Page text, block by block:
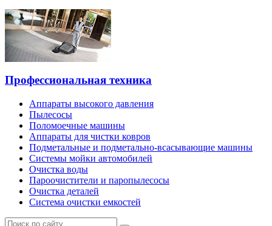
Профессиональная техника
Аппараты высокого давления
Пылесосы
Поломоечные машины
Аппараты для чистки ковров
Подметальные и подметально-всасывающие машины
Системы мойки автомобилей
Очистка воды
Пароочистители и паропылесосы
Очистка деталей
Система очистки емкостей